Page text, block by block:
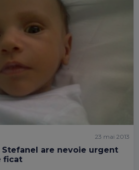
Stefanel are nevoie urgent
ficat
23 mai 2013